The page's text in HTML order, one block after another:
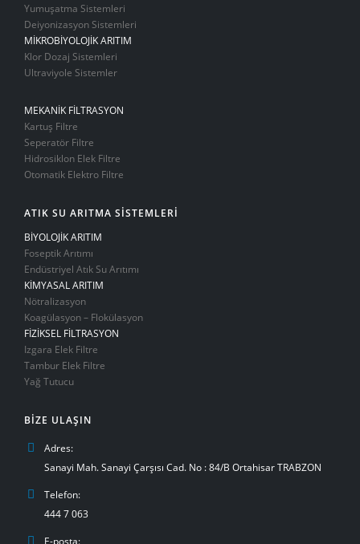
Yumuşatma Sistemleri
Deiyonizasyon Sistemleri
MİKROBİYOLOJİK ARITIM
Klor Dozaj Sistemleri
Ultraviyole Sistemler
MEKANİK FİLTRASYON
Kartuş Filtre
Seperatör Filtre
Hidrosiklon Elek Filtre
Otomatik Elektro Filtre
ATIK SU ARITMA SİSTEMLERİ
BİYOLOJİK ARITIM
Foseptik Arıtımı
Endüstriyel Atık Su Arıtımı
KİMYASAL ARITIM
Nötralizasyon
Koagülasyon – Flokülasyon
FİZİKSEL FİLTRASYON
Izgara Elek Filtre
Tambur Elek Filtre
Yağ Tutucu
BIZE ULAŞIN
Adres:
Sanayi Mah. Sanayi Çarşısı Cad. No : 84/B Ortahisar TRABZON
Telefon:
444 7 063
E-posta: